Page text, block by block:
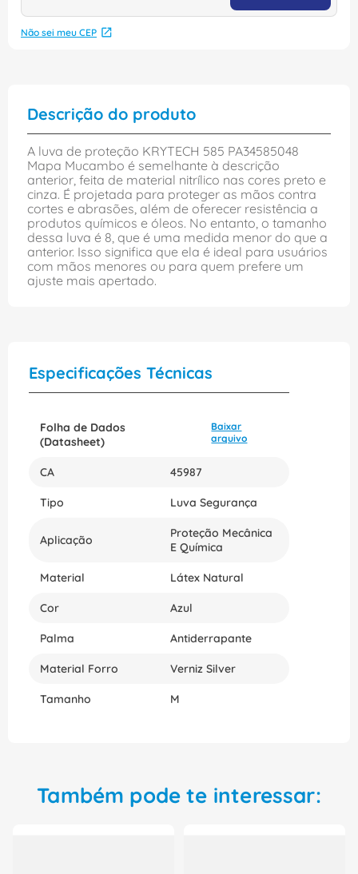
Não sei meu CEP
Descrição do produto
A luva de proteção KRYTECH 585 PA34585048
Mapa Mucambo é semelhante à descrição
anterior, feita de material nitrílico nas cores preto e
cinza. É projetada para proteger as mãos contra
cortes e abrasões, além de oferecer resistência a
produtos químicos e óleos. No entanto, o tamanho
dessa luva é 8, que é uma medida menor do que a
anterior. Isso significa que ela é ideal para usuários
com mãos menores ou para quem prefere um
ajuste mais apertado.
Especificações Técnicas
Folha de Dados
(Datasheet)
Baixar
arquivo
CA 45987
Tipo Luva Segurança
Aplicação
Proteção Mecânica
E Química
Material Látex Natural
Cor Azul
Palma Antiderrapante
Material Forro Verniz Silver
Tamanho M
Também pode te interessar: